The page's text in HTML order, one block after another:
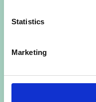
Statistics
Marketing
Namn